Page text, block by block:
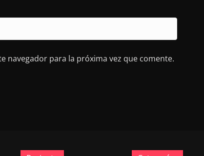
navegador para la próxima vez que comente.